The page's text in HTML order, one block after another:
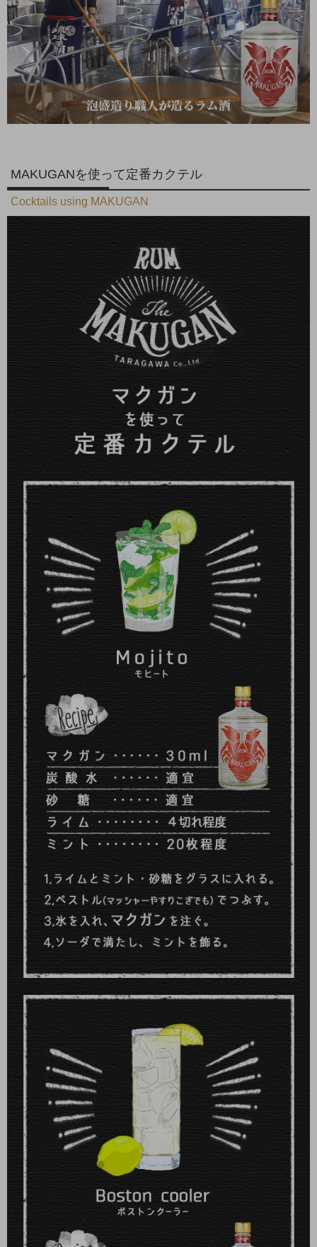
MAKUGANを使って定番カクテル
Cocktails using MAKUGAN